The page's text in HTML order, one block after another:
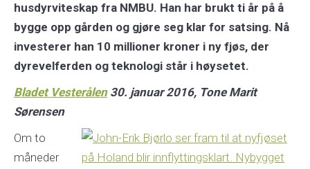
husdyrviteskap fra NMBU. Han har brukt ti år på å
bygge opp gården og gjøre seg klar for satsing. Nå
investerer han 10 millioner kroner i ny fjøs, der
dyrevelferden og teknologi står i høysetet.
Bladet Vesterålen30. januar 2016, Tone Marit
Sørensen
Om to
måneder